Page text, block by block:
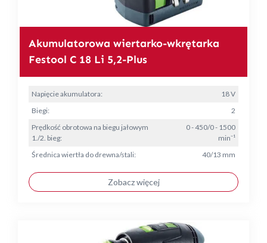
Akumulatorowa wiertarko-wkrętarka
Festool C 18 Li 5,2-Plus
Napięcie akumulatora:
18 V
Biegi:
2
Prędkość obrotowa na biegu jałowym
1./2. bieg:
0 - 450/0 - 1500
min⁻¹
Średnica wiertła do drewna/stali:
40/13 mm
Zobacz więcej